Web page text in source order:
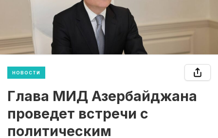
НОВОСТИ
Глава МИД Азербайджана
проведет встречи с
политическим